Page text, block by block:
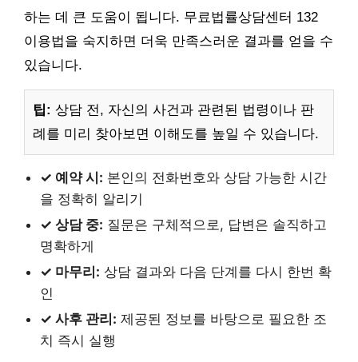
하는 데 큰 도움이 됩니다. 무료법률상담센터 132
이용법을 숙지하면 더욱 만족스러운 결과를 얻을 수
있습니다.
팁: 상담 전, 자신의 사건과 관련된 법령이나 판
례를 미리 찾아보면 이해도를 높일 수 있습니다.
✓ 예약 시: 본인의 전화번호와 상담 가능한 시간
을 정확히 알리기
✓ 상담 중: 질문은 구체적으로, 답변은 솔직하고
명확하게
✓ 마무리: 상담 결과와 다음 단계를 다시 한번 확
인
✓ 사후 관리: 제공된 정보를 바탕으로 필요한 조
치 즉시 실행